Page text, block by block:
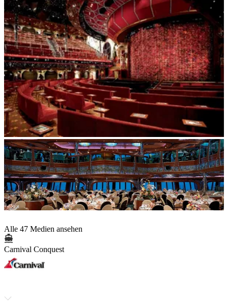
Alle 47 Medien ansehen
Carnival Conquest